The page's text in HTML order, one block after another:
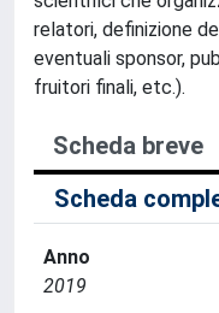
relatori, definizione
eventuali sponsor,
fruitori finali, etc.).
Scheda breve
Scheda
Anno
2019